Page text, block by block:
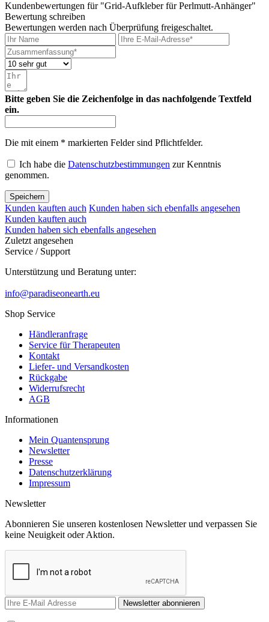
Kundenbewertungen für "Grid-Aufkleber für Perlmutt-Anhänger"
Bewertung schreiben
Bewertungen werden nach Überprüfung freigeschaltet.
Bitte geben Sie die Zeichenfolge in das nachfolgende Textfeld
ein.
Die mit einem * markierten Felder sind Pflichtfelder.
Ich habe die Datenschutzbestimmungen zur Kenntnis
genommen.
Speichern
Kunden kauften auch Kunden haben sich ebenfalls angesehen
Kunden kauften auch
Kunden haben sich ebenfalls angesehen
Zuletzt angesehen
Service / Support
Unterstützung und Beratung unter:
info@paradiseonearth.eu
Shop Service
Händleranfrage
Service für Therapeuten
Kontakt
Liefer- und Versandkosten
Rückgabe
Widerrufsrecht
AGB
Informationen
Mein Quantensprung
Newsletter
Presse
Datenschutzerklärung
Impressum
Newsletter
Abonnieren Sie unseren kostenlosen Newsletter und verpassen Sie
keine Neuigkeit oder Aktion.
Newsletter abonnieren